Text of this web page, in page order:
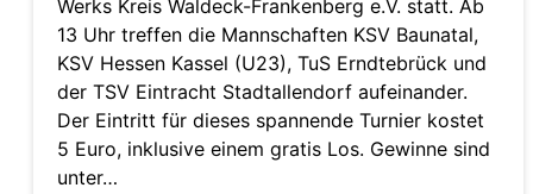
Werks Kreis Waldeck-Frankenberg e.V. statt. Ab
13 Uhr treffen die Mannschaften KSV Baunatal,
KSV Hessen Kassel (U23), TuS Erndtebrück und
der TSV Eintracht Stadtallendorf aufeinander.
Der Eintritt für dieses spannende Turnier kostet
5 Euro, inklusive einem gratis Los. Gewinne sind
unter…